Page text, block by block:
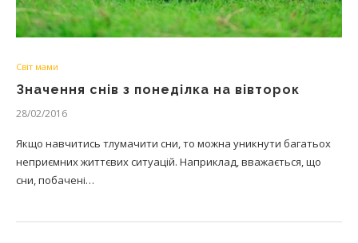
Світ мами
Значення снів з понеділка на вівторок
28/02/2016
Якщо навчитись тлумачити сни, то можна уникнути багатьох
неприємних життєвих ситуацій. Наприклад, вважається, що
сни, побачені…